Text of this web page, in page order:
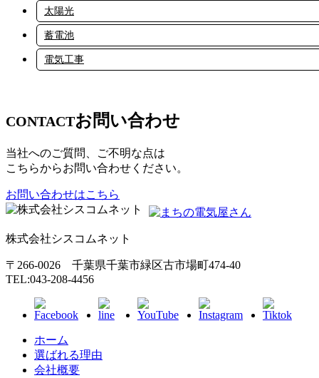
太陽光
蓄電池
電気工事
CONTACTお問い合わせ
当社へのご質問、ご不明な点は
こちらからお問い合わせください。
お問い合わせはこちら
株式会社シスコムネット
〒266-0026 千葉県千葉市緑区古市場町474-40
TEL:043-208-4456
ホーム
選ばれる理由
会社概要